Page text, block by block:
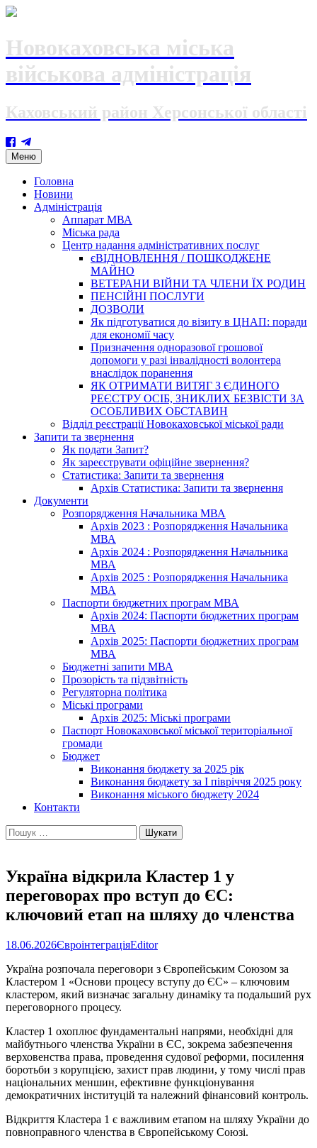
Новокаховська міська
військова адміністрація
Каховський район Херсонської області
Меню Skip
to
content
Головна
Новини
Адміністрація
Аппарат МВА
Міська рада
Центр надання адміністративних послуг
єВІДНОВЛЕННЯ / ПОШКОДЖЕНЕ
МАЙНО
ВЕТЕРАНИ ВІЙНИ ТА ЧЛЕНИ ЇХ РОДИН
ПЕНСІЙНІ ПОСЛУГИ
ДОЗВОЛИ
Як підготуватися до візиту в ЦНАП: поради
для економії часу
Призначення одноразової грошової
допомоги у разі інвалідності волонтера
внаслідок поранення
ЯК ОТРИМАТИ ВИТЯГ З ЄДИНОГО
РЕЄСТРУ ОСІБ, ЗНИКЛИХ БЕЗВІСТИ ЗА
ОСОБЛИВИХ ОБСТАВИН
Відділ реєстрації Новокаховської міської ради
Запити та звернення
Як подати Запит?
Як зареєструвати офіційне звернення?
Статистика: Запити та звернення
Архів Статистика: Запити та звернення
Документи
Розпорядження Начальника МВА
Архів 2023 : Розпорядження Начальника
МВА
Архів 2024 : Розпорядження Начальника
МВА
Архів 2025 : Розпорядження Начальника
МВА
Паспорти бюджетних програм МВА
Архів 2024: Паспорти бюджетних програм
МВА
Архів 2025: Паспорти бюджетних програм
МВА
Бюджетні запити МВА
Прозорість та підзвітність
Регуляторна політика
Міські програми
Архів 2025: Міські програми
Паспорт Новокаховської міської територіальної
громади
Бюджет
Виконання бюджету за 2025 рік
Виконання бюджету за І півріччя 2025 року
Виконання міського бюджету 2024
Контакти
Пошук:
Україна відкрила Кластер 1 у
переговорах про вступ до ЄС:
ключовий етап на шляху до членства
18.06.2026ЄвроінтеграціяEditor
Україна розпочала переговори з Європейським Союзом за
Кластером 1 «Основи процесу вступу до ЄС» – ключовим
кластером, який визначає загальну динаміку та подальший рух
переговорного процесу.
Кластер 1 охоплює фундаментальні напрями, необхідні для
майбутнього членства України в ЄС, зокрема забезпечення
верховенства права, проведення судової реформи, посилення
боротьби з корупцією, захист прав людини, у тому числі прав
національних меншин, ефективне функціонування
демократичних інституцій та належний фінансовий контроль.
Відкриття Кластера 1 є важливим етапом на шляху України до
повноправного членства в Європейському Союзі.